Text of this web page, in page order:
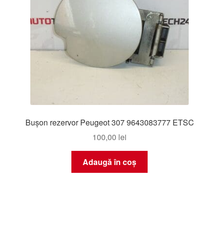
Buşon rezervor Peugeot 307 9643083777 ETSC
100,00 lei
Adaugă în coș